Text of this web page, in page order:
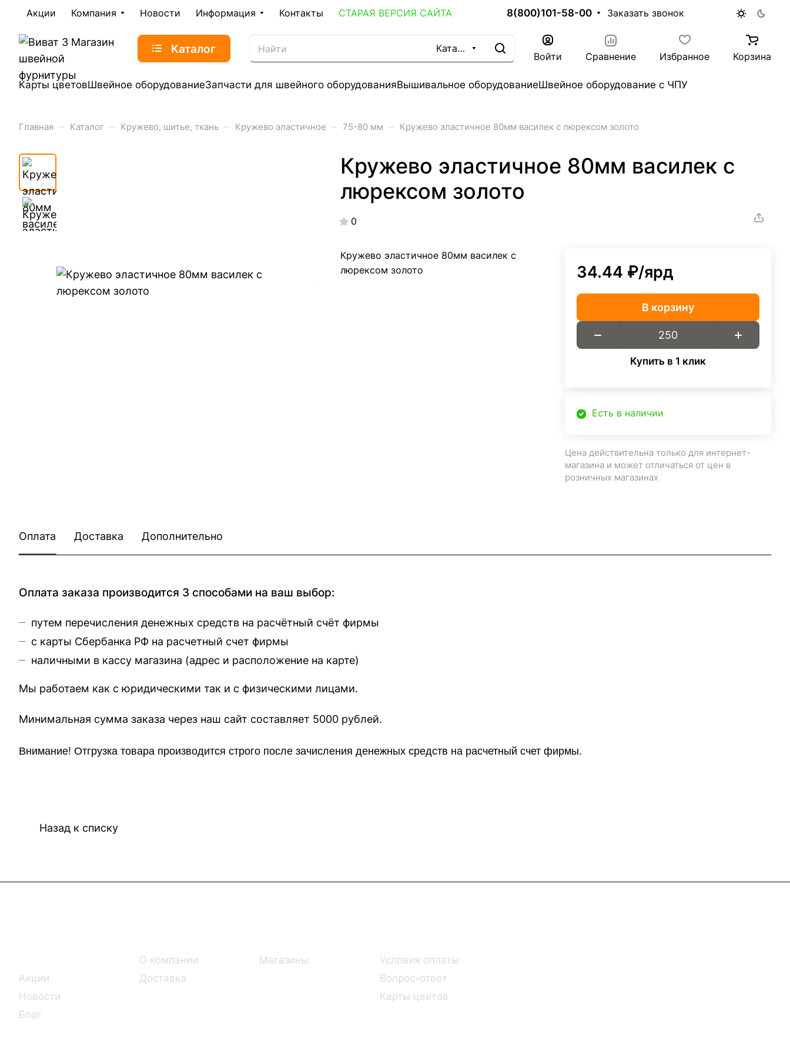
Акции Компания Новости Информация Контакты СТАРАЯ ВЕРСИЯ САЙТА 8(800)101-58-00 Заказать звонок
Каталог Каталог
Войти Сравнение Избранное Корзина
Карты цветовШвейное оборудованиеЗапчасти для швейного оборудованияВышивальное оборудованиеШвейное оборудование с ЧПУ
Главная – Каталог – Кружево, шитье, ткань – Кружево эластичное – 75-80 мм – Кружево эластичное 80мм василек с люрексом золото
Кружево эластичное 80мм василек с
люрексом золото
0
Кружево эластичное 80мм василек с
люрексом золото
34.44 ₽/ярд
В корзину
Купить в 1 клик
Есть в наличии
Цена действительна только для интернет-
магазина и может отличаться от цен в
розничных магазинах
Оплата Доставка Дополнительно
Оплата заказа производится 3 способами на ваш выбор:
путем перечисления денежных средств на расчётный счёт фирмы
с карты Сбербанка РФ на расчетный счет фирмы
наличными в кассу магазина (адрес и расположение на карте)
Мы работаем как с юридическими так и с физическими лицами.
Минимальная сумма заказа через наш сайт составляет 5000 рублей.
Внимание! Отгрузка товара производится строго после зачисления денежных средств на расчетный счет фирмы.
Назад к списку
Акции
Новости
Блог
О компании
Доставка
Магазины
Условия оплаты
Вопрос-ответ
Карты цветов